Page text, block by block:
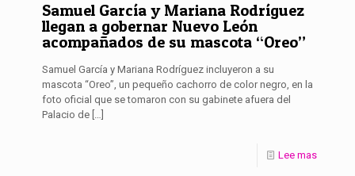
Samuel García y Mariana Rodríguez
llegan a gobernar Nuevo León
acompañados de su mascota “Oreo”
Samuel García y Mariana Rodríguez incluyeron a su
mascota “Oreo”, un pequeño cachorro de color negro, en la
foto oficial que se tomaron con su gabinete afuera del
Palacio de […]
Lee mas